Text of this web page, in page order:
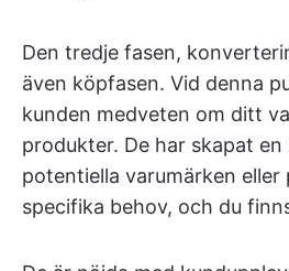
Den tredje fasen,
även köpfasen. Vid denna
kunden medveten om ditt
produkter. De har skapat
potentiella varumärken
specifika behov, och du